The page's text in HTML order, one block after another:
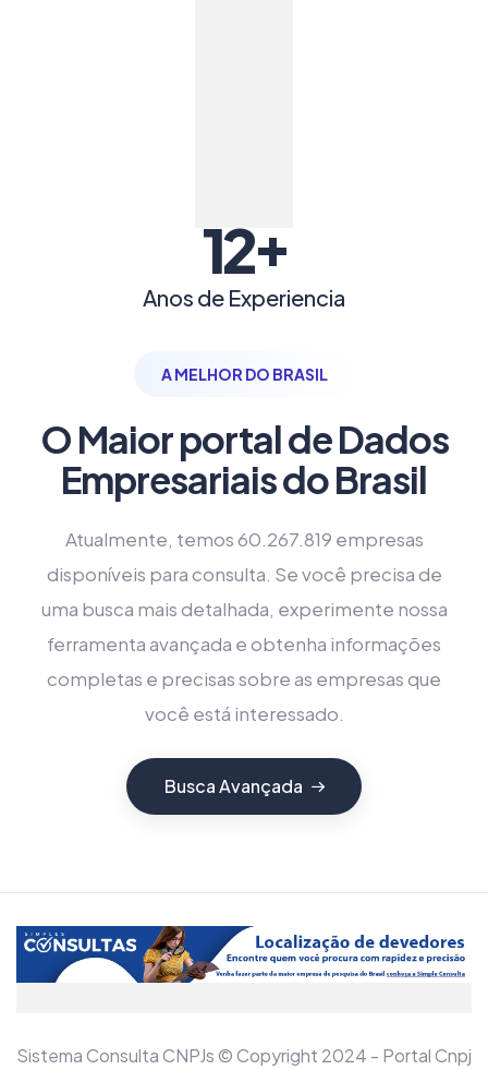
12+
Anos de Experiencia
A MELHOR DO BRASIL
O Maior portal de Dados
Empresariais do Brasil
Atualmente, temos 60.267.819 empresas
disponíveis para consulta. Se você precisa de
uma busca mais detalhada, experimente nossa
ferramenta avançada e obtenha informações
completas e precisas sobre as empresas que
você está interessado.
Busca Avançada
Sistema Consulta CNPJs © Copyright 2024 - Portal Cnpj